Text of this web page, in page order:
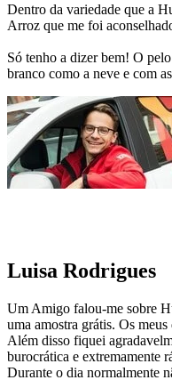
Dentro da variedade que a
Arroz que me foi
Só tenho a dizer bem! O
branco como a neve e com
Luisa Rodrigues
Um Amigo falou-me sobre
uma amostra grátis. Os
Além disso fiquei
burocrática e extremamente
Durante o dia normalmente